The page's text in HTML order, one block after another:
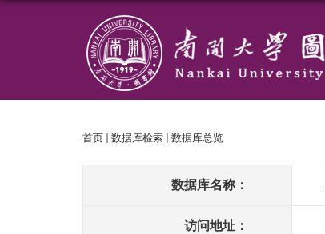
首页 数据库检索 数据库总览
数据库名称：
访问地址：